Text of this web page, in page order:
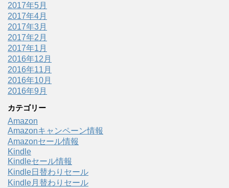
2017年5月
2017年4月
2017年3月
2017年2月
2017年1月
2016年12月
2016年11月
2016年10月
2016年9月
カテゴリー
Amazon
Amazonキャンペーン情報
Amazonセール情報
Kindle
Kindleセール情報
Kindle日替わりセール
Kindle月替わりセール